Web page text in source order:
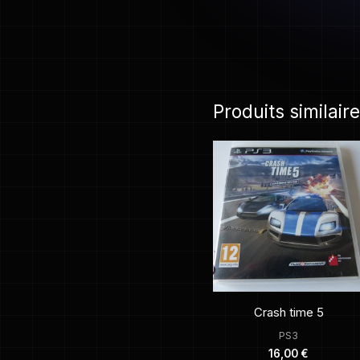
Produits
Crash time 5
PS3
16,00 €